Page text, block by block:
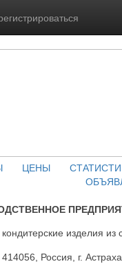
ЦЕНЫ
кондитерские изделия из
414056, Россия, г.